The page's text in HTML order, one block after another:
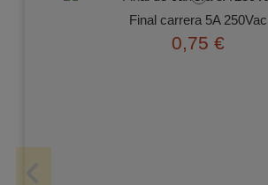
Final carrera 5A 250Vac
0,75 €